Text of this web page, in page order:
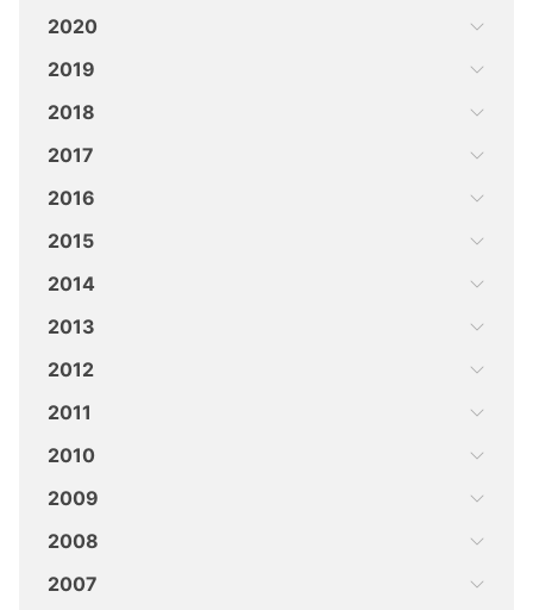
2020
2019
2018
2017
2016
2015
2014
2013
2012
2011
2010
2009
2008
2007